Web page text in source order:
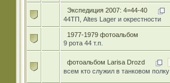
Экспедиция 2007: 4=44-40
44ТП, Altes Lager и окрестности
1977-1979 фотоальбом
9 рота 44 т.п.
фотоальбом Larisa Drozd
всем кто служил в танковом